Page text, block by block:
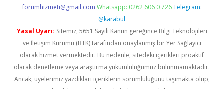
forumhizmeti@gmail.com Whatsapp: 0262 606 0 726 Telegram:
@karabul
Yasal Uyarı: Sitemiz, 5651 Sayılı Kanun gereğince Bilgi Teknolojileri
ve İletişim Kurumu (BTK) tarafından onaylanmış bir Yer Sağlayıcı
olarak hizmet vermektedir. Bu nedenle, sitedeki içerikleri proaktif
olarak denetleme veya araştırma yükümlülüğümüz bulunmamaktadır.
Ancak, üyelerimiz yazdıkları içeriklerin sorumluluğunu taşımakta olup,